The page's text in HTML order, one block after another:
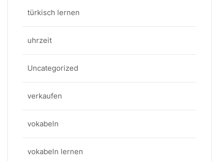
türkisch lernen
uhrzeit
Uncategorized
verkaufen
vokabeln
vokabeln lernen